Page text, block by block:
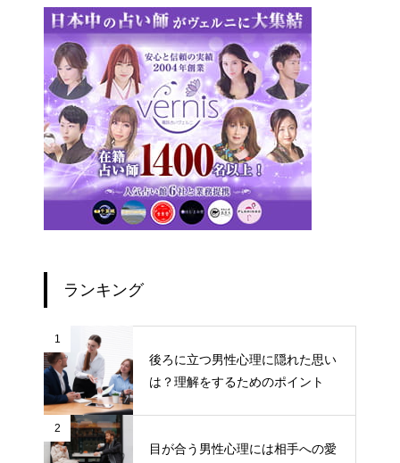
ランキング
1
後ろに立つ男性心理に隠れた思い
は？理解をするためのポイント
2
目が合う男性心理には相手への愛